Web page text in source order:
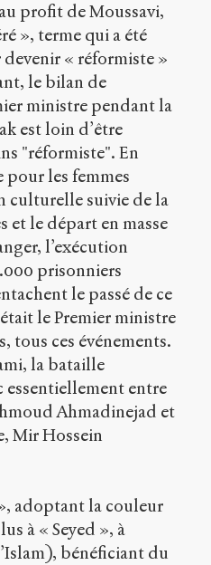
profit de Moussavi,
», terme qui a été
« réformiste »
le bilan de
ministre pendant la
est loin d’être
"réformiste". En
les femmes
culturelle suivie de la
et le départ en masse
l’exécution
prisonniers
le passé de ce
le Premier ministre
tous ces événements.
la bataille
essentiellement entre
Ahmadinejad et
Mir Hossein
adoptant la couleur
à « Seyed », à
bénéficiant du